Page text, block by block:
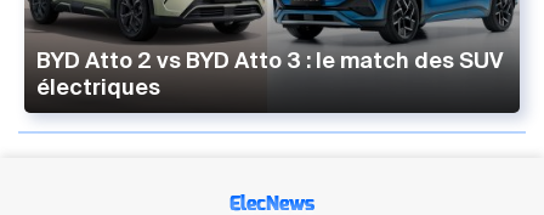
BYD Atto 2 vs BYD Atto 3 : le match des SUV
électriques
ElecNews